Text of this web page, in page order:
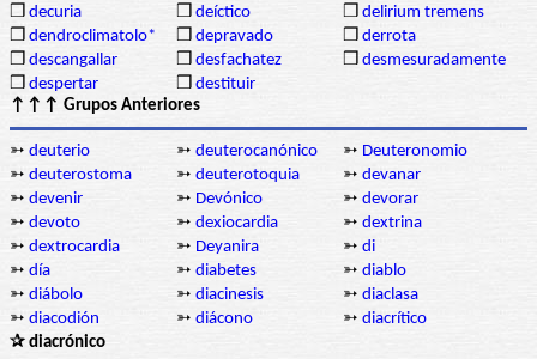
❒ decuria ❒ deíctico ❒ delirium tremens
❒ dendroclimatolo* ❒ depravado ❒ derrota
❒ descangallar ❒ desfachatez ❒ desmesuradamente
❒ despertar ❒ destituir
↑↑↑ Grupos Anteriores
➳ deuterio ➳ deuterocanónico ➳ Deuteronomio
➳ deuterostoma ➳ deuterotoquia ➳ devanar
➳ devenir ➳ Devónico ➳ devorar
➳ devoto ➳ dexiocardia ➳ dextrina
➳ dextrocardia ➳ Deyanira ➳ di
➳ día ➳ diabetes ➳ diablo
➳ diábolo ➳ diacinesis ➳ diaclasa
➳ diacodión ➳ diácono ➳ diacrítico
✰ diacrónico